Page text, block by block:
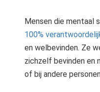
Mensen die mentaal
100%
en welbevinden. Ze
zichzelf bevinden en
of bij andere